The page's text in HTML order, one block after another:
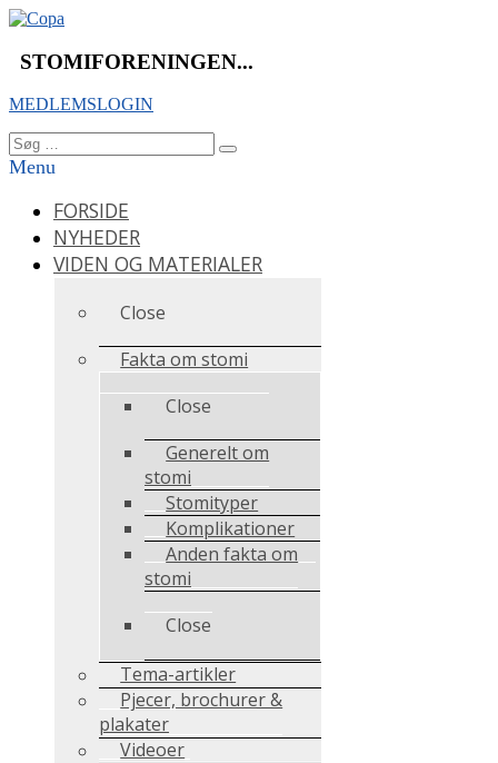
Videre
indhold
STOMIFORENINGEN...
MEDLEMSLOGIN
Søg
efter:
Søg
Menu
FORSIDE
NYHEDER
VIDEN OG MATERIALER
Close
Fakta om stomi
Close
Generelt om
stomi
Stomityper
Komplikationer
Anden fakta om
stomi
Close
Tema-artikler
Pjecer, brochurer &
plakater
Videoer